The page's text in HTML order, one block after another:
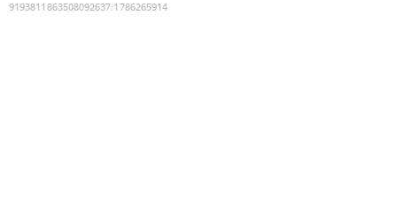
9193811863508092637:1786265914